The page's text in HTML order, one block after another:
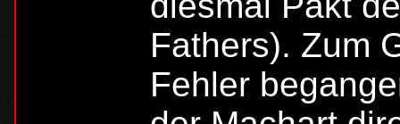
Fathers). Zum
Fehler